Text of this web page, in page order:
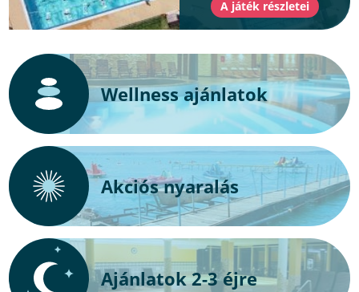
Wellness ajánlatok
Akciós nyaralás
Ajánlatok 2-3 éjre